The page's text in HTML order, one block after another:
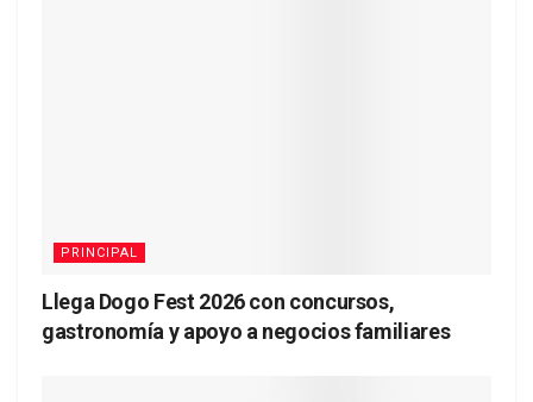
PRINCIPAL
Llega Dogo Fest 2026 con concursos,
gastronomía y apoyo a negocios familiares